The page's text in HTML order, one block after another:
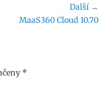
Další →
MaaS360 Cloud 10.70
*